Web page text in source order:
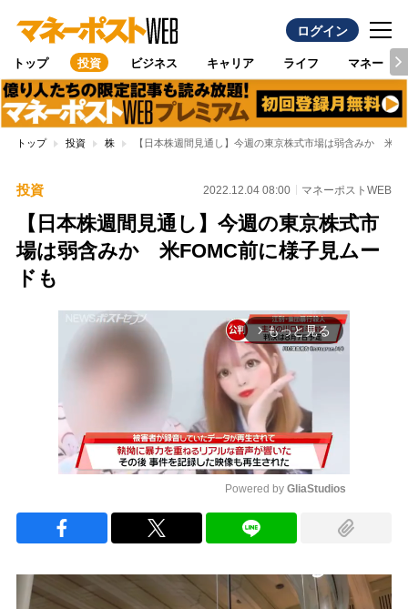
ログイン
トップ 投資 ビジネス キャリア ライフ マネー
トップ 投資 株 【日本株週間見通し】今週の東京株式市場は弱含みか 米
投資 2022.12.04 08:00 マネーポストWEB
【日本株週間見通し】今週の東京株式市
場は弱含みか 米FOMC前に様子見ムー
ドも
arrow_forward_ios もっと見る
Powered by GliaStudios